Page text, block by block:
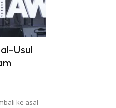
Usul
ke asal-